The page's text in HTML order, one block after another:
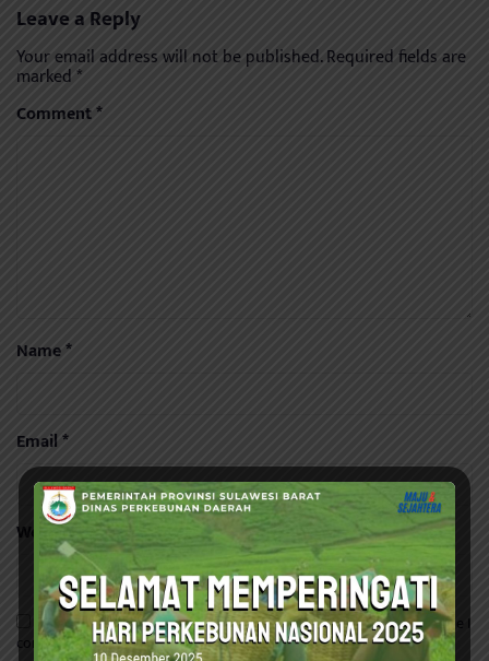
Leave a Reply
Your email address will not be published.Required fields are
marked *
Comment*
Name*
Email*
Website
Save my name, email, and website in this browser for the next time I
comment.